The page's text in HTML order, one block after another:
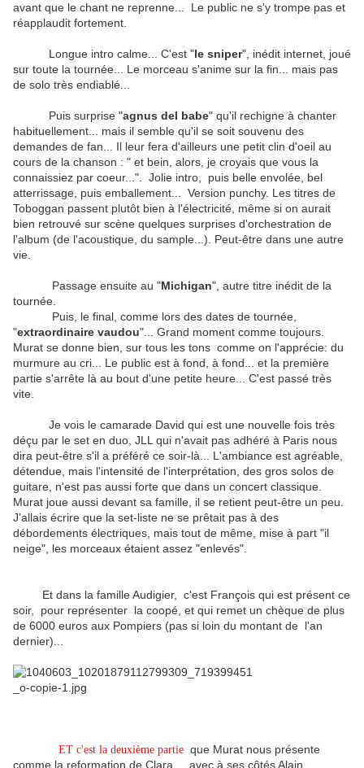
avant que le chant ne reprenne... Le public ne s'y trompe pas et
réapplaudit fortement.
Longue intro calme... C'est "le sniper", inédit internet, joué
sur toute la tournée... Le morceau s'anime sur la fin... mais pas
de solo très endiablé...
Puis surprise "agnus del babe" qu'il rechigne à chanter
habituellement... mais il semble qu'il se soit souvenu des
demandes de fan... Il leur fera d'ailleurs une petit clin d'oeil au
cours de la chanson : " et bein, alors, je croyais que vous la
connaissiez par coeur...". Jolie intro, puis belle envolée, bel
atterrissage, puis emballement... Version punchy. Les titres de
Toboggan passent plutôt bien à l'électricité, même si on aurait
bien retrouvé sur scène quelques surprises d'orchestration de
l'album (de l'acoustique, du sample...). Peut-être dans une autre
vie.
Passage ensuite au "Michigan", autre titre inédit de la
tournée.
Puis, le final, comme lors des dates de tournée,
"extraordinaire vaudou"... Grand moment comme toujours.
Murat se donne bien, sur tous les tons comme on l'apprécie: du
murmure au cri... Le public est à fond, à fond... et la première
partie s'arrête là au bout d'une petite heure... C'est passé très
vite.
Je vois le camarade David qui est une nouvelle fois très
déçu par le set en duo, JLL qui n'avait pas adhéré à Paris nous
dira peut-être s'il a préféré ce soir-là... L'ambiance est agréable,
détendue, mais l'intensité de l'interprétation, des gros solos de
guitare, n'est pas aussi forte que dans un concert classique.
Murat joue aussi devant sa famille, il se retient peut-être un peu.
J'allais écrire que la set-liste ne se prêtait pas à des
débordements électriques, mais tout de même, mise à part "il
neige", les morceaux étaient assez "enlevés".
Et dans la famille Audigier, c'est François qui est présent ce
soir, pour représenter la coopé, et qui remet un chèque de plus
de 6000 euros aux Pompiers (pas si loin du montant de l'an
dernier)...
ET c'est la deuxième partie que Murat nous présente
comme la reformation de Clara... avec à ses côtés Alain